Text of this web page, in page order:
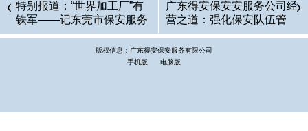
特别报道：“世界加工厂”有
铁军——记东莞市保安服务
总公司
广东得安保安安服务公司经
营之道：强化保安队伍管
理，提高队伍素质
版权信息：广东得安保安服务有限公司
手机版
电脑版